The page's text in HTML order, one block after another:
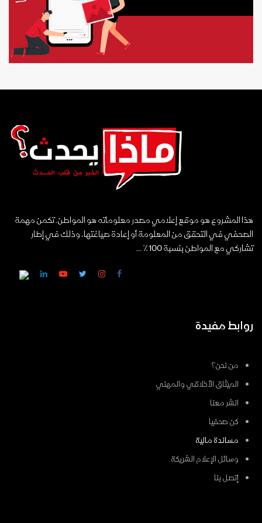
هذا المشروع هو موقع إعلامي مصدر معلوماته هو المواطن. تكمن مهمة
الصحفي في التحقق من المعلومة أو إعادة صياغتها، وذلك في إطار
تشاركي مع المواطن بنسبة 100٪ ...
روابط مفيدة
من نحن؟
الميثاق الأخلاقي والمهني
انشر معنا
كن صحفيا
مساندة مالية
وسائل الإعلام الشريكة
إتصل بنا